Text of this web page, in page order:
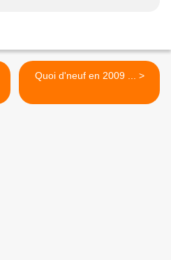
Quoi d'neuf en 2009 ... >